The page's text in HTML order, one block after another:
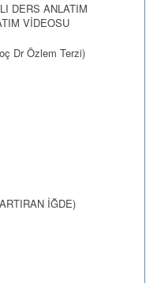
DERS ANLATIM
VİDEOSU
Dr Özlem Terzi)
İĞDE)